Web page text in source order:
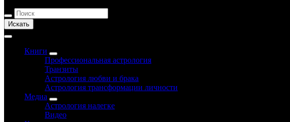
Искать
Книги
Профессиональная астрология
Транзиты
Астрология любви и брака
Астрология трансформации личности
Медиа
Астрология налегке
Видео